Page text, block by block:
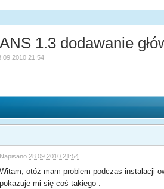
1.3 dodawanie
21:54
Napisano 28.09.2010 21:54
Witam, otóż mam problem podczas instalacji
pokazuje mi się coś takiego :